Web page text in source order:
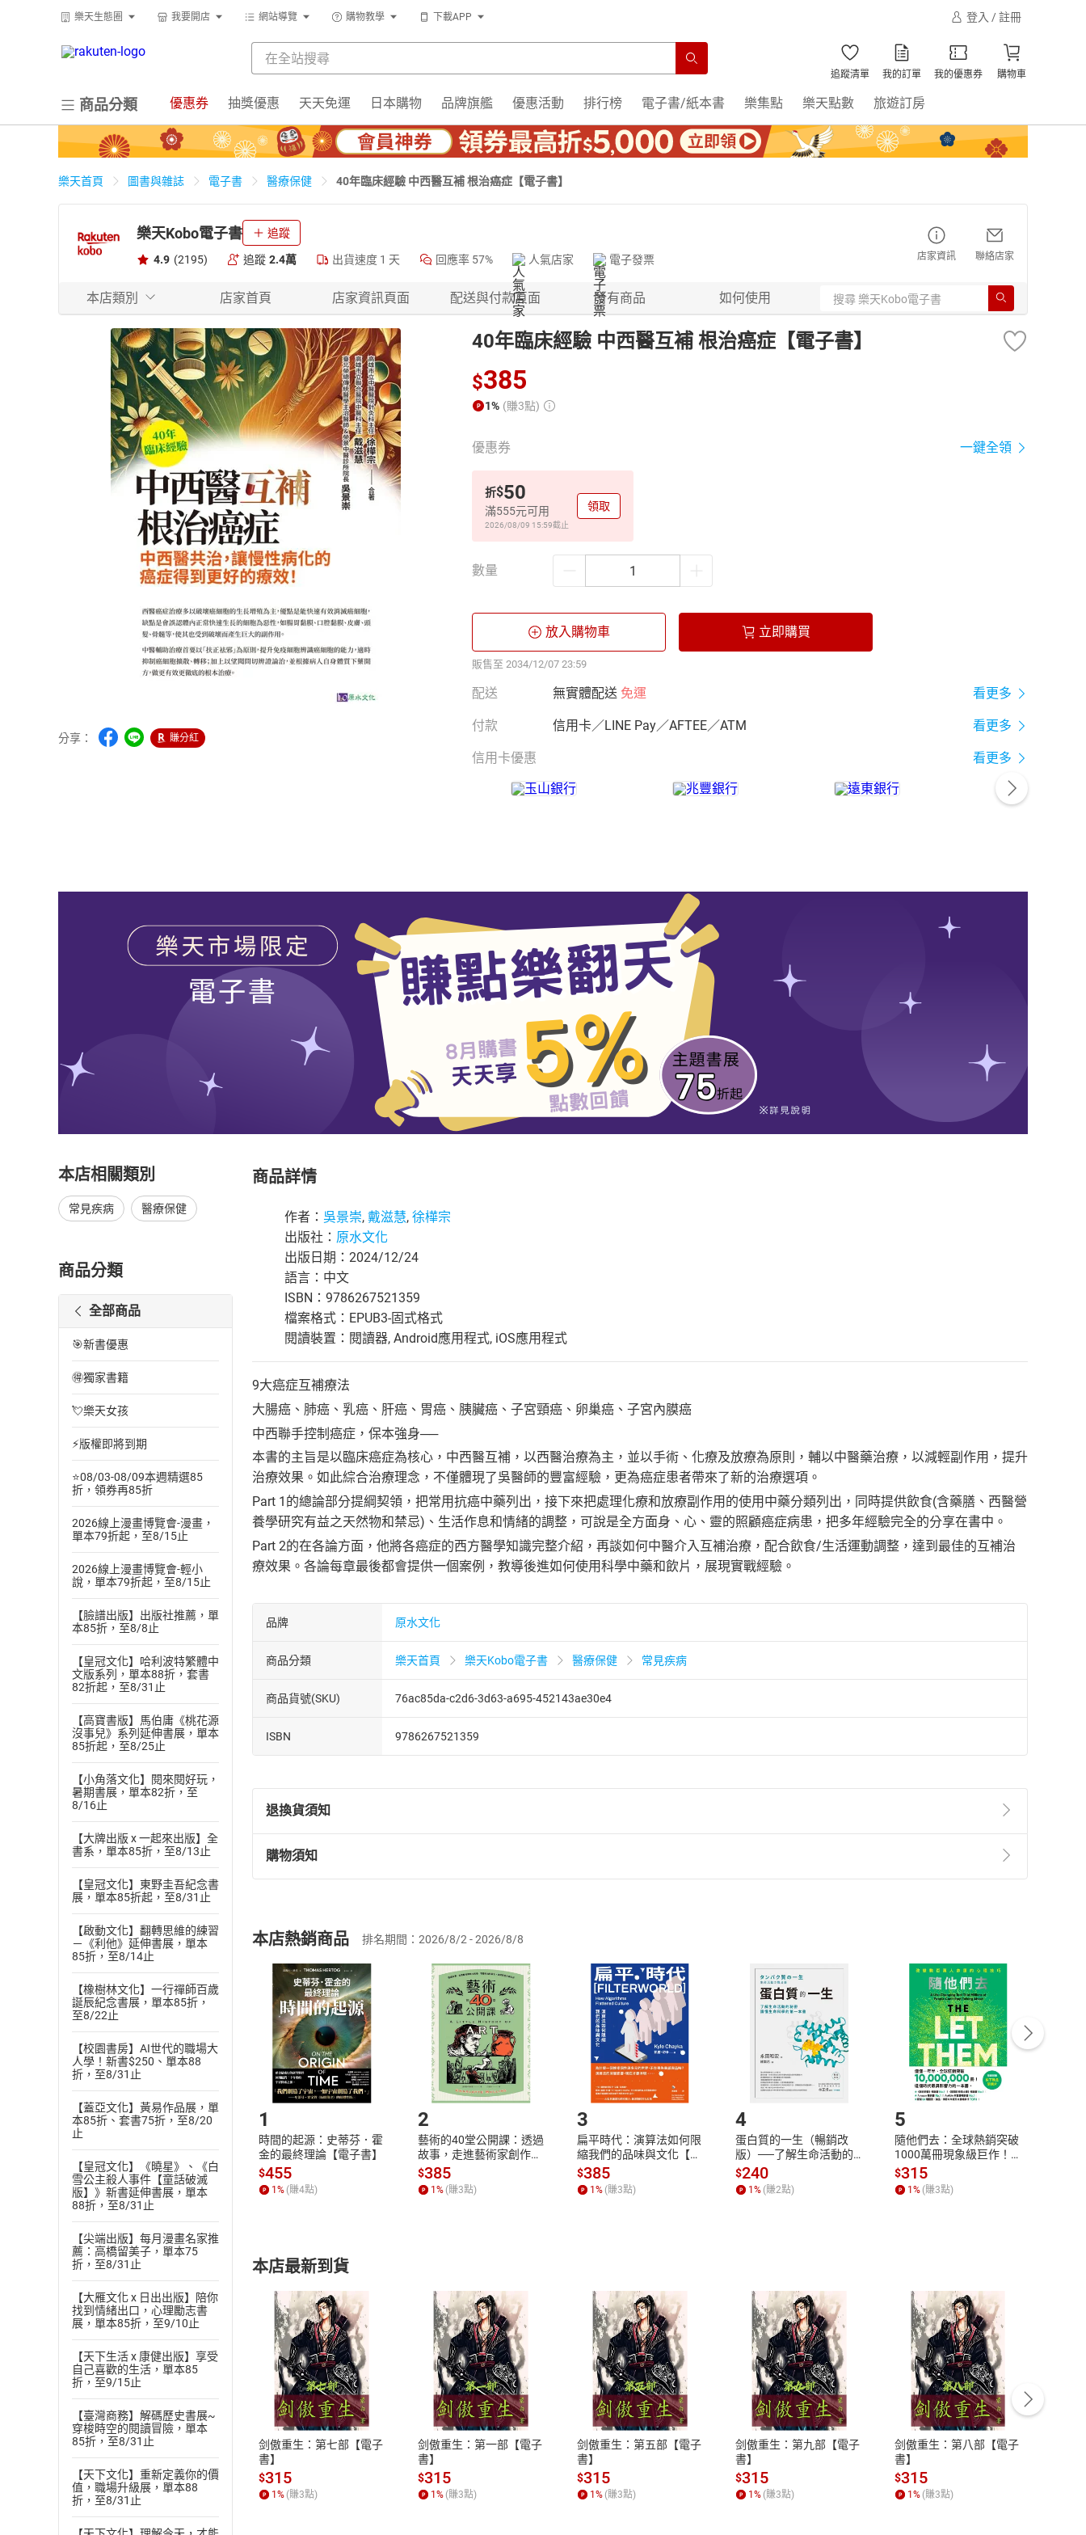
樂天生態圈 我要開店 網站導覽 購物教學 下載APP 登入 / 註冊
追蹤清單 我的訂單 我的優惠券 購物車
商品分類 優惠券 抽獎優惠 天天免運 日本購物 品牌旗艦 優惠活動 排行榜 電子書/紙本書 樂集點 樂天點數 旅遊訂房
樂天首頁 圖書與雜誌 電子書 醫療保健 40年臨床經驗 中西醫互補 根治癌症【電子書】
樂天Kobo電子書 追蹤
4.9 (2195) 追蹤 2.4萬 出貨速度 1 天 回應率 57% 人氣店家 電子發票 店家資訊 聯絡店家
本店類別 店家首頁 店家資訊頁面 配送與付款頁面 所有商品 如何使用
分享： 賺分紅
40年臨床經驗 中西醫互補 根治癌症【電子書】
$385
1% (賺3點)
優惠券 一鍵全領
折$50
滿555元可用
2026/08/09 15:59截止
領取
數量
放入購物車 立即購買
販售至 2034/12/07 23:59
配送 無實體配送 免運 看更多
付款 信用卡／LINE Pay／AFTEE／ATM 看更多
信用卡優惠 看更多
本店相關類別
常見疾病 醫療保健
商品分類
全部商品
🎯新書優惠
🉐獨家書籍
💘樂天女孩
⚡版權即將到期
⭐08/03-08/09本週精選85
折，領券再85折
2026線上漫畫博覽會-漫畫，
單本79折起，至8/15止
2026線上漫畫博覽會-輕小
說，單本79折起，至8/15止
【臉譜出版】出版社推薦，單
本85折，至8/8止
【皇冠文化】哈利波特繁體中
文版系列，單本88折，套書
82折起，至8/31止
【高寶書版】馬伯庸《桃花源
沒事兒》系列延伸書展，單本
85折起，至8/25止
【小角落文化】閱來閱好玩，
暑期書展，單本82折，至
8/16止
【大牌出版 x 一起來出版】全
書系，單本85折，至8/13止
【皇冠文化】東野圭吾紀念書
展，單本85折起，至8/31止
【啟動文化】翻轉思維的練習
－《利他》延伸書展，單本
85折，至8/14止
【橡樹林文化】一行禪師百歲
誕辰紀念書展，單本85折，
至8/22止
【校園書房】AI世代的職場大
人學！新書$250、單本88
折，至8/31止
【蓋亞文化】黃易作品展，單
本85折、套書75折，至8/20
止
【皇冠文化】《曉星》、《白
雪公主殺人事件【童話破滅
版】》新書延伸書展，單本
88折，至8/31止
【尖端出版】每月漫畫名家推
薦：高橋留美子，單本75
折，至8/31止
【大雁文化 x 日出出版】陪你
找到情緒出口，心理勵志書
展，單本85折，至9/10止
【天下生活 x 康健出版】享受
自己喜歡的生活，單本85
折，至9/15止
【臺灣商務】解碼歷史書展~
穿梭時空的閱讀冒險，單本
85折，至8/31止
【天下文化】重新定義你的價
值，職場升級展，單本88
折，至8/31止
商品詳情
作者： 吳景崇, 戴滋慧, 徐樺宗
出版社： 原水文化
出版日期：2024/12/24
語言：中文
ISBN：9786267521359
檔案格式：EPUB3-固式格式
閱讀裝置：閱讀器, Android應用程式, iOS應用程式
9大癌症互補療法
大腸癌、肺癌、乳癌、肝癌、胃癌、胰臟癌、子宮頸癌、卵巢癌、子宮內膜癌
中西聯手控制癌症，保本強身──
本書的主旨是以臨床癌症為核心，中西醫互補，以西醫治療為主，並以手術、化療及放療為原則，輔以中醫藥治療，以減輕副作用，提升
治療效果。如此綜合治療理念，不僅體現了吳醫師的豐富經驗，更為癌症患者帶來了新的治療選項。
Part 1的總論部分提綱契領，把常用抗癌中藥列出，接下來把處理化療和放療副作用的使用中藥分類列出，同時提供飲食(含藥膳、西醫營
養學研究有益之天然物和禁忌)、生活作息和情緒的調整，可說是全方面身、心、靈的照顧癌症病患，把多年經驗完全的分享在書中。
Part 2的在各論方面，他將各癌症的西方醫學知識完整介紹，再談如何中醫介入互補治療，配合飲食/生活運動調整，達到最佳的互補治
療效果。各論每章最後都會提供一個案例，教導後進如何使用科學中藥和飲片，展現實戰經驗。
品牌 原水文化
商品分類 樂天首頁 樂天Kobo電子書 醫療保健 常見疾病
商品貨號(SKU) 76ac85da-c2d6-3d63-a695-452143ae30e4
ISBN 9786267521359
退換貨須知
退換貨規定：
(一)依消費者保護法第19條第1項後段暨通訊交易解除權合理例外情事適用準則第2條第5款之規定，「非以有形媒介提供之數位
(二)消費者訂購本店鋪之商品即代表知悉本店鋪所銷售之商品為電子書，屬非以有形媒介提供之數位內容，消費者同意若訂購後
且已下載/存取電子書，不得請求退貨退款。
退貨方式：您欲取消訂單或辦理退貨時，請登入樂天市場，並於「我的訂單」中點選「瀏覽訂單明細」
「申請取消訂單/退
貨」，本店鋪將依您的申請進行審核，待審核通過後將為您辦理退款事宜。
請注意，樂天市場須以整筆訂單為單位進行取消/退貨，恕無法以單支商品取消/退貨。
購物須知
挑選商品
Choose
放入購物車
Shopping cart
登入帳號
Login
付款方式
Payment
完成訂單
Complete
購書後，如何開始使用？
Step1.選擇閱讀載具 Step2.登入帳號，下載書籍後看書
付款方式
ATM轉帳、信用卡、LINE PAY、AFTEE
退換貨規範
本店是否提供消費者保護法七日猶豫期
之權利，遽消費者保護法及通訊交易解
除權合理例外情事適用準則，依商品性
質各有不同規定。詳細退換貨說明請參
照各商品說明。
客服資訊
服務時間：週一到週五 10:00-12:00、
13:00-17:00 (國定假日及例假日休息)
客服電話：0080-1857077
本店熱銷商品 排名期間：2026/8/2 - 2026/8/8
1
時間的起源：史蒂芬．霍
金的最終理論【電子書】
$455
1 % (賺4點)
2
藝術的40堂公開課：透過
故事，走進藝術家創作現
場，看藝術如何誕生、如
何形塑人類生活【電子
書】
$385
1 % (賺3點)
3
扁平時代：演算法如何限
縮我們的品味與文化【電
子書】
$385
1 % (賺3點)
4
蛋白質的一生（暢銷改
版）──了解生命活動的
秘密，讀懂生命科學的第
一本書【電子書】
$240
1% (賺2點)
5
隨他們去：全球熱銷突破
1000萬冊現象級巨作！
改變千萬人命運的心理技
巧【附放下執念明信片
圖】【電子書】
$315
1% (賺3點)
本店最新到貨
剑傲重生：第七部【電子
書】
$315
1 % (賺3點)
剑傲重生：第一部【電子
書】
$315
1 % (賺3點)
剑傲重生：第五部【電子
書】
$315
1 % (賺3點)
剑傲重生：第九部【電子
書】
$315
1% (賺3點)
剑傲重生：第八部【電子
書】
$315
1% (賺3點)